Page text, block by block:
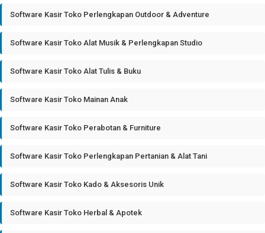
Software Kasir Toko Perlengkapan Outdoor & Adventure
Software Kasir Toko Alat Musik & Perlengkapan Studio
Software Kasir Toko Alat Tulis & Buku
Software Kasir Toko Mainan Anak
Software Kasir Toko Perabotan & Furniture
Software Kasir Toko Perlengkapan Pertanian & Alat Tani
Software Kasir Toko Kado & Aksesoris Unik
Software Kasir Toko Herbal & Apotek